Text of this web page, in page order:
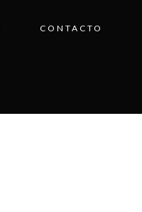
CONTACTO